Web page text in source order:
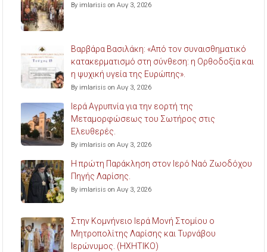
By imlarisis on Αυγ 3, 2026
Βαρβάρα Βασιλάκη: «Από τον συναισθηματικό
κατακερματισμό στη σύνθεση: η Ορθοδοξία και
η ψυχική υγεία της Ευρώπης».
By imlarisis on Αυγ 3, 2026
Ιερά Αγρυπνία για την εορτή της
Μεταμορφώσεως του Σωτήρος στις
Ελευθερές.
By imlarisis on Αυγ 3, 2026
Η πρώτη Παράκληση στον Ιερό Ναό Ζωοδόχου
Πηγής Λαρίσης.
By imlarisis on Αυγ 3, 2026
Στην Κομνήνειο Ιερά Μονή Στομίου ο
Μητροπολίτης Λαρίσης και Τυρνάβου
Ιερώνυμος. (ΗΧΗΤΙΚΟ)